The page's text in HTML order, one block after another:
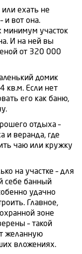
ехать не
и вот она.
минимум участок
И на ней вы
от 320 000
домик
кв.м. Если нет
его как баню,
отдыха –
и веранда, где
чаю или кружку
на участке – для
себе банный
удачно
Главное,
зоне
– такой
желанную
вложениях.